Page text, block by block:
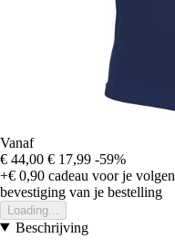
Vanaf
€ 44,00 € 17,99 -59%
+€ 0,90 cadeau voor je
bevestiging van je bestelling
Loading...
Beschrijving